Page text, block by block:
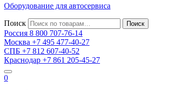
Оборудование для автосервиса
Поиск
Россия 8 800 707-76-14
Москва +7 495 477-40-27
СПБ +7 812 607-40-52
Краснодар +7 861 205-45-27
0